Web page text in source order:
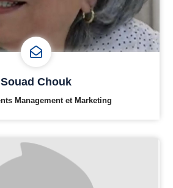
Souad Chouk
Management et Marketing